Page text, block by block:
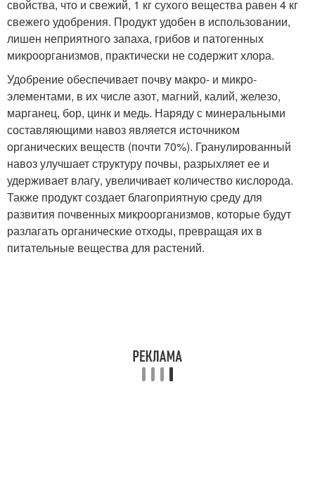
свойства, что и свежий, 1 кг сухого вещества равен 4 кг
свежего удобрения. Продукт удобен в использовании,
лишен неприятного запаха, грибов и патогенных
микроорганизмов, практически не содержит хлора.
Удобрение обеспечивает почву макро- и микро-
элементами, в их числе азот, магний, калий, железо,
марганец, бор, цинк и медь. Наряду с минеральными
составляющими навоз является источником
органических веществ (почти 70%). Гранулированный
навоз улучшает структуру почвы, разрыхляет ее и
удерживает влагу, увеличивает количество кислорода.
Также продукт создает благоприятную среду для
развития почвенных микроорганизмов, которые будут
разлагать органические отходы, превращая их в
питательные вещества для растений.